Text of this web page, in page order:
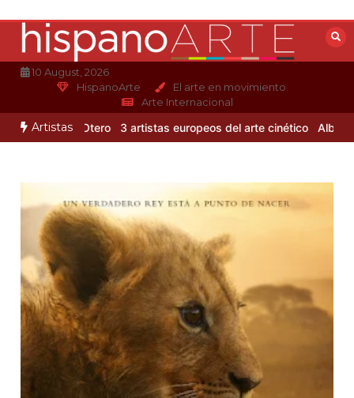
contenido
10 August, 2026
HispanoArte
El arte en movimiento
Arte Internacional
Artistas
Alejandro Otero 3 artistas europeos del arte cinético Albert